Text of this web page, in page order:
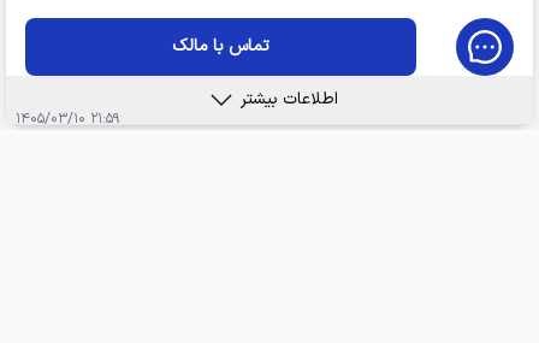
تماس با مالک
اطلاعات بیشتر
۲۱:۵۹ ۱۴۰۵/۰۳/۱۰